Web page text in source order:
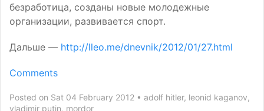
безработица, созданы новые молодежные
организации, развивается спорт.
Дальше — http://lleo.me/dnevnik/2012/01/27.html
Comments
Posted on Sat 04 February 2012 adolf hitler, leonid kaganov,
vladimir putin, mordor